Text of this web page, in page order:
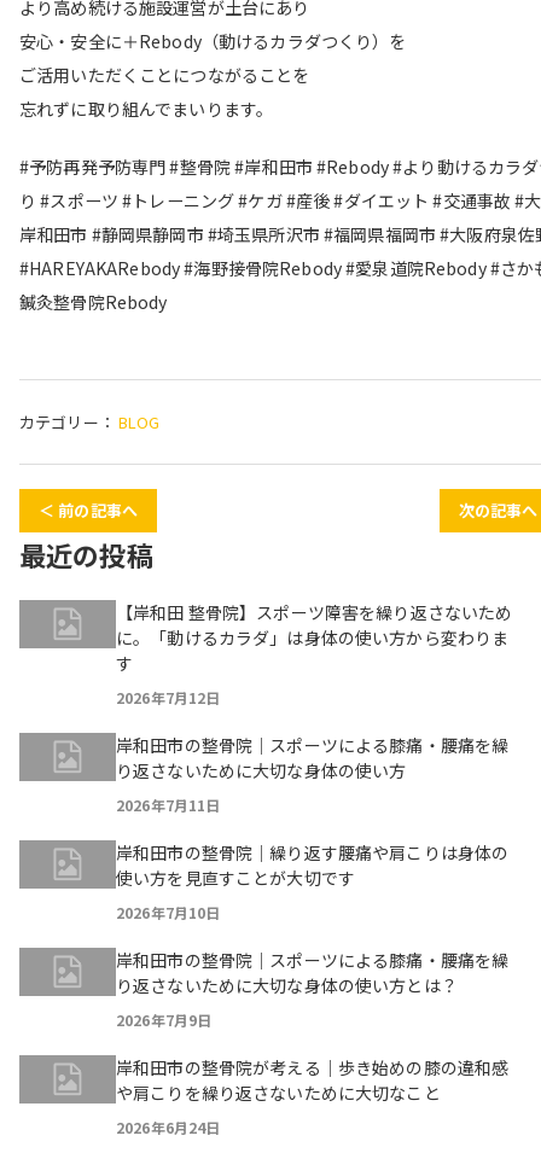
より高め続ける施設運営が土台にあり
安心・安全に＋Rebody（動けるカラダつくり）を
ご活用いただくことにつながることを
忘れずに取り組んでまいります。
#予防再発予防専門 #整骨院 #岸和田市 #Rebody #より動けるカラ
り #スポーツ #トレーニング #ケガ #産後 #ダイエット #交通事故 #
岸和田市 #静岡県静岡市 #埼玉県所沢市 #福岡県福岡市 #大阪府泉佐
#HAREYAKARebody #海野接骨院Rebody #愛泉道院Rebody #さか
鍼灸整骨院Rebody
カテゴリー： BLOG
＜ 前の記事へ 次の記事
最近の投稿
【岸和田 整骨院】スポーツ障害を繰り返さないため
に。「動けるカラダ」は身体の使い方から変わりま
す
2026年7月12日
岸和田市の整骨院｜スポーツによる膝痛・腰痛を繰
り返さないために大切な身体の使い方
2026年7月11日
岸和田市の整骨院｜繰り返す腰痛や肩こりは身体の
使い方を見直すことが大切です
2026年7月10日
岸和田市の整骨院｜スポーツによる膝痛・腰痛を繰
り返さないために大切な身体の使い方とは？
2026年7月9日
岸和田市の整骨院が考える｜歩き始めの膝の違和感
や肩こりを繰り返さないために大切なこと
2026年6月24日